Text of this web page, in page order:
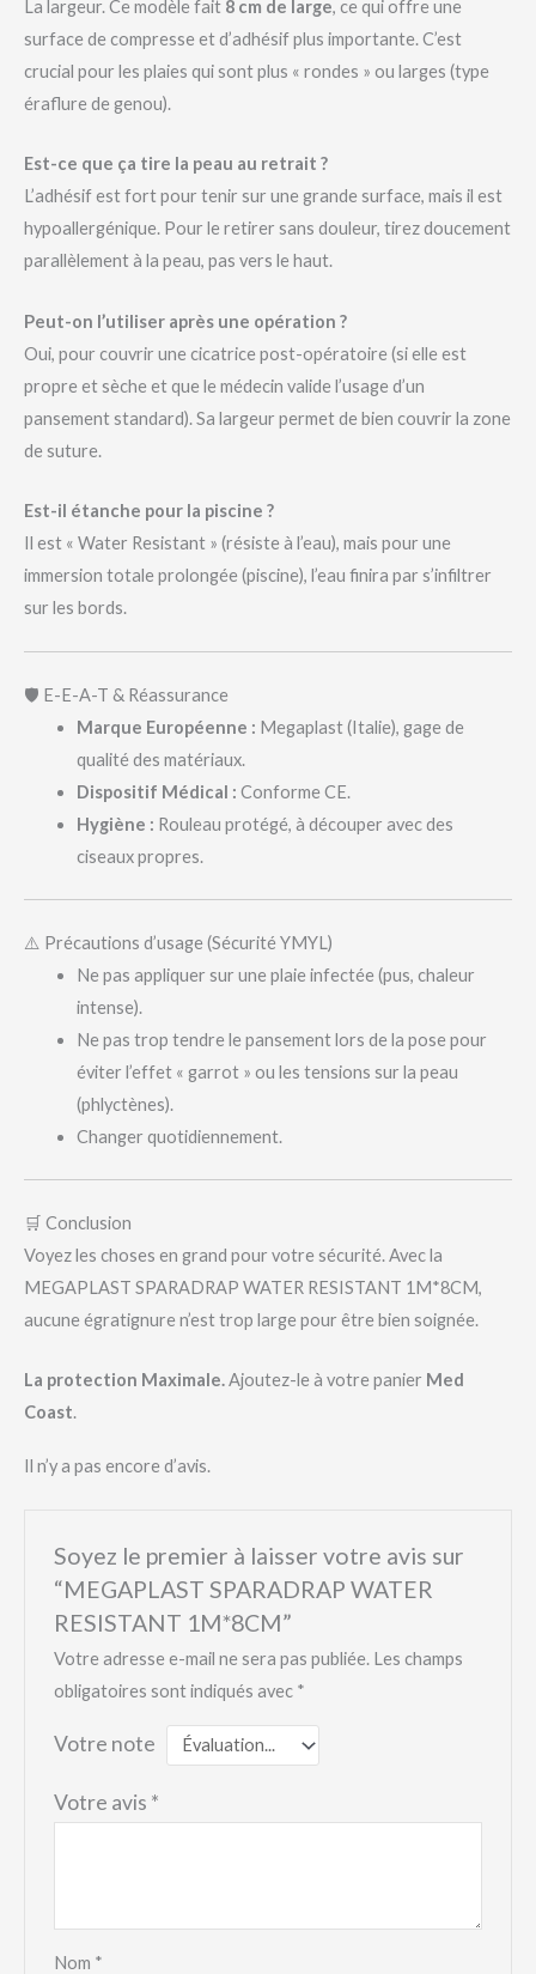
La largeur. Ce modèle fait 8 cm de large, ce qui offre une
surface de compresse et d’adhésif plus importante. C’est
crucial pour les plaies qui sont plus « rondes » ou larges (type
éraflure de genou).
Est-ce que ça tire la peau au retrait ?
L’adhésif est fort pour tenir sur une grande surface, mais il est
hypoallergénique. Pour le retirer sans douleur, tirez doucement
parallèlement à la peau, pas vers le haut.
Peut-on l’utiliser après une opération ?
Oui, pour couvrir une cicatrice post-opératoire (si elle est
propre et sèche et que le médecin valide l’usage d’un
pansement standard). Sa largeur permet de bien couvrir la zone
de suture.
Est-il étanche pour la piscine ?
Il est « Water Resistant » (résiste à l’eau), mais pour une
immersion totale prolongée (piscine), l’eau finira par s’infiltrer
sur les bords.
🛡️ E-E-A-T & Réassurance
Marque Européenne : Megaplast (Italie), gage de
qualité des matériaux.
Dispositif Médical : Conforme CE.
Hygiène : Rouleau protégé, à découper avec des
ciseaux propres.
⚠️ Précautions d’usage (Sécurité YMYL)
Ne pas appliquer sur une plaie infectée (pus, chaleur
intense).
Ne pas trop tendre le pansement lors de la pose pour
éviter l’effet « garrot » ou les tensions sur la peau
(phlyctènes).
Changer quotidiennement.
🛒 Conclusion
Voyez les choses en grand pour votre sécurité. Avec la
MEGAPLAST SPARADRAP WATER RESISTANT 1M*8CM,
aucune égratignure n’est trop large pour être bien soignée.
La protection Maximale.Ajoutez-le à votre panier Med
Coast.
Il n’y a pas encore d’avis.
Soyez le premier à laisser votre avis sur
“MEGAPLAST SPARADRAP WATER
RESISTANT 1M*8CM”
Votre adresse e-mail ne sera pas publiée. Les champs
obligatoires sont indiqués avec *
Votre note
Votre avis *
Nom *